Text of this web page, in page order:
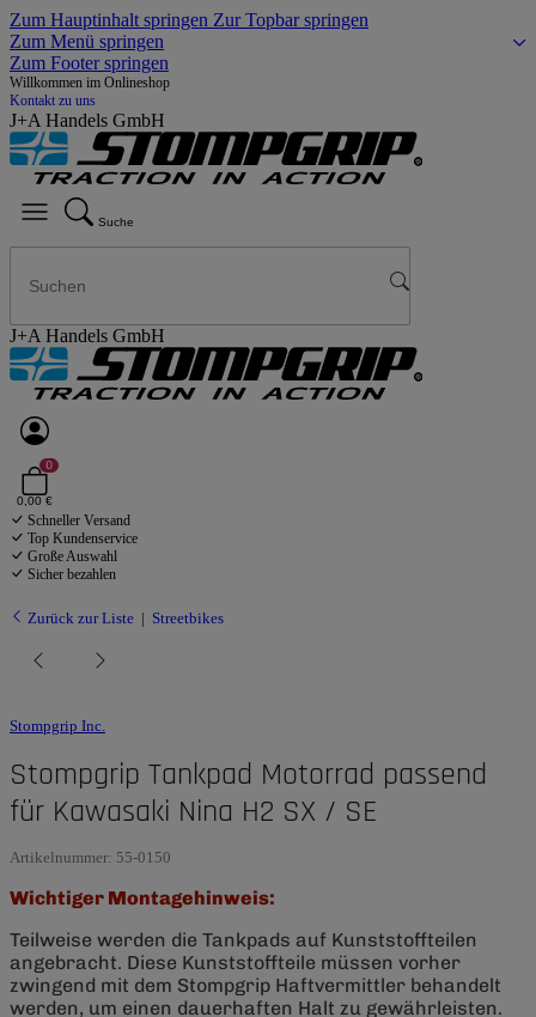
Zum Hauptinhalt springen Zur Topbar springen
Zum Menü springen
Zum Footer springen
Willkommen im Onlineshop
Kontakt zu uns
J+A Handels GmbH
Suche
J+A Handels GmbH
0
0,00 €
Schneller Versand
Top Kundenservice
Große Auswahl
Sicher bezahlen
Zurück zur Liste Streetbikes
Stompgrip Inc.
Stompgrip Tankpad Motorrad passend
für Kawasaki Nina H2 SX / SE
Artikelnummer: 55-0150
Wichtiger Montagehinweis:
Teilweise werden die Tankpads auf Kunststoffteilen
angebracht. Diese Kunststoffteile müssen vorher
zwingend mit dem Stompgrip Haftvermittler behandelt
werden, um einen dauerhaften Halt zu gewährleisten.